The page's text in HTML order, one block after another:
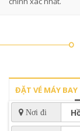
ĐẶT VÉ MÁY BAY
Nơi đi